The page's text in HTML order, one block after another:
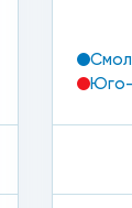
способом.